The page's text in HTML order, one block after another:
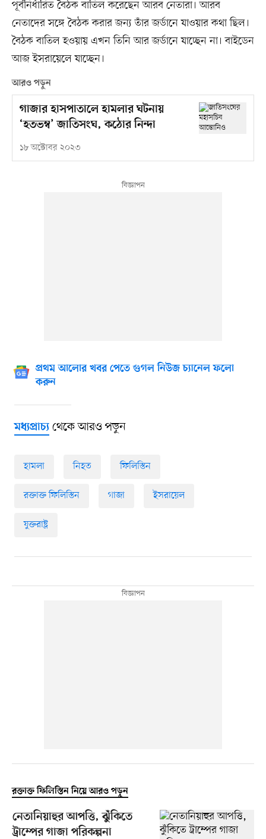
পূর্বনির্ধারিত বৈঠক বাতিল করেছেন আরব নেতারা। আরব
নেতাদের সঙ্গে বৈঠক করার জন্য তাঁর জর্ডানে যাওয়ার কথা ছিল।
বৈঠক বাতিল হওয়ায় এখন তিনি আর জর্ডানে যাচ্ছেন না। বাইডেন
আজ ইসরায়েলে যাচ্ছেন।
আরও পড়ুন
গাজার হাসপাতালে হামলার ঘটনায়
‘হতভম্ব’ জাতিসংঘ, কঠোর নিন্দা
১৮ অক্টোবর ২০২৩
প্রথম আলোর খবর পেতে গুগল নিউজ চ্যানেল ফলো
করুন
মধ্যপ্রাচ্যথেকে আরও পড়ুন
হামলা নিহত ফিলিস্তিন
রক্তাক্ত ফিলিস্তিন গাজা ইসরায়েল
যুক্তরাষ্ট্র
রক্তাক্ত ফিলিস্তিন নিয়ে আরও পড়ুন
নেতানিয়াহুর আপত্তি, ঝুঁকিতে
ট্রাম্পের গাজা পরিকল্পনা